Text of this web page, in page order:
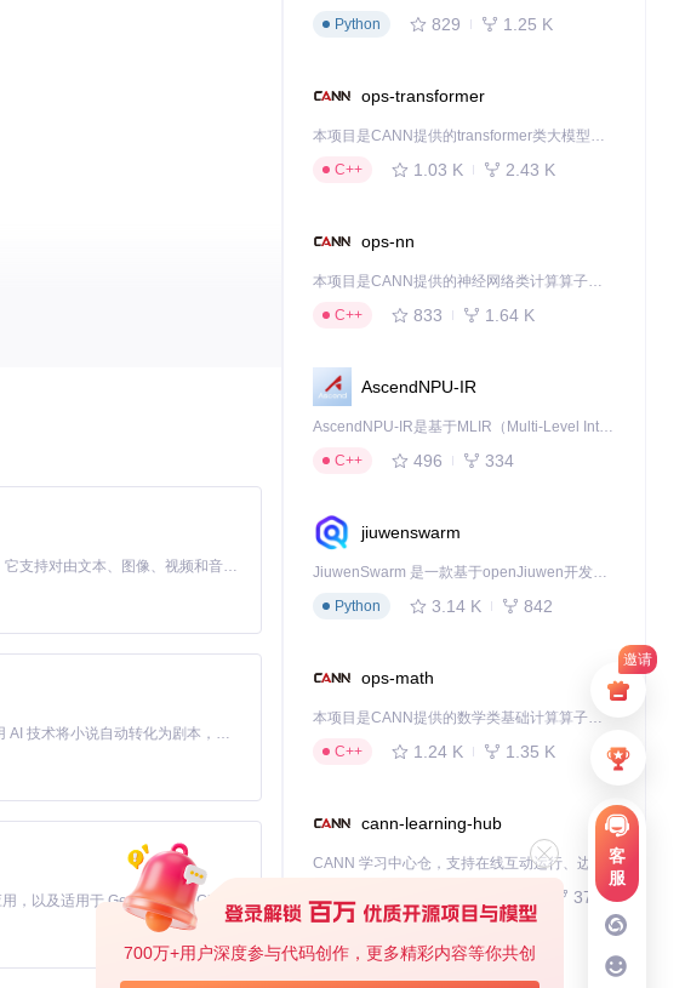
邀请
客
服
700万+用户深度参与代码创作，更多精彩内容等你共创
MiniMax H3 是一个通用的全模态生成系统。它支持对由文本、图像、视频和音频组成的多模态上下文进行统一理解，并能生成分辨率高达 2K、时长可达 15 秒的带原生立体声音频的视频。得益于面向任务泛化的系统设计，H3 在预训练阶段就已具备广泛的多模态上下文理解与生成能力，能够出色地执行复杂的多模态指令。
Toonflow 是一款 AI 短剧漫剧工具，能够利用 AI 技术将小说自动转化为剧本，并结合 AI 生成的图片和视频，实现高效的短剧创作。借助 Toonflow，可以轻松完成从文字到影像的全流程，让短剧制作变得更加智能与便捷。
免费、本地、开源的 24/7 全天候 Cowork 应用，以及适用于 Gemini CLI、Claude Code、Codex、OpenCode、Qwen Code、Goose CLI、Auggie 等的 OpenClaw | 🌟 喜欢就点star吧
Python
829 1.25 K
ops-transformer
本项目是CANN提供的transformer类大模型算子库，实现网络在NPU上加速计算。
C++
1.03 K 2.43 K
ops-nn
本项目是CANN提供的神经网络类计算算子库，实现网络在NPU上加速计算。
C++
833 1.64 K
AscendNPU-IR
AscendNPU-IR是基于MLIR（Multi-Level Intermediate Representation）构建的，面向昇腾亲和算子编译时使用的中间表示，提供昇腾完备表达能力，通过编译优化提升昇腾AI处理器计算效率，支持通过生态框架使能昇腾AI处理器与深度调优
C++
496 334
jiuwenswarm
JiuwenSwarm 是一款基于openJiuwen开发的智能AI Agent，它能够将大语言模型的强大能力，通过你日常使用的各类通讯应用，直接延伸至你的指尖。
Python
3.14 K 842
ops-math
本项目是CANN提供的数学类基础计算算子库，实现网络在NPU上加速计算。
C++
1.24 K 1.35 K
cann-learning-hub
Jupyter Notebook
372
kernel